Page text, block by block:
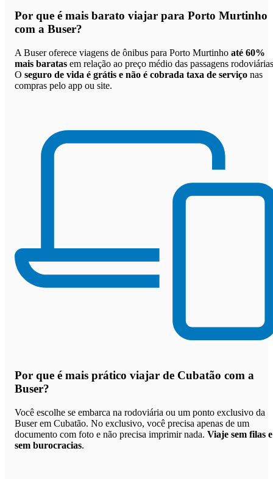
Por que é mais barato viajar para Porto Murtinho
com a Buser?
A Buser oferece viagens de ônibus para Porto Murtinho até 60%
mais baratas em relação ao preço médio das passagens
O seguro de vida é grátis e não é cobrada taxa de serviço nas
compras pelo app ou site.
Por que é mais prático viajar de Cubatão com a
Buser?
Você escolhe se embarca na rodoviária ou um ponto exclusivo da
Buser em Cubatão. No exclusivo, você precisa apenas de um
documento com foto e não precisa imprimir nada. Viaje sem filas e
sem burocracias.